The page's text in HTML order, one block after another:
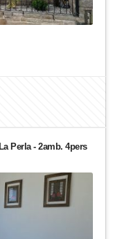
Perla - 2amb. 4pers